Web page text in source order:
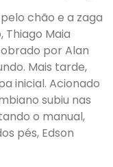
chão e a zaga
Thiago Maia
por Alan
Mais tarde,
inicial. Acionado
subiu nas
o manual,
pés, Edson